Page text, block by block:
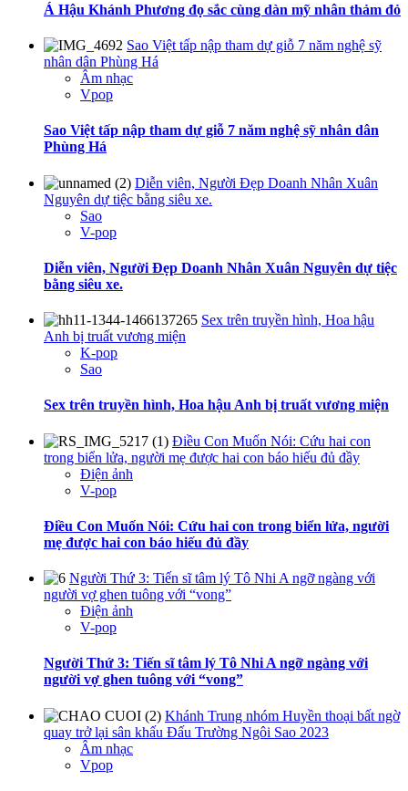
Á Hậu Khánh Phương đọ sắc cùng dàn mỹ nhân thảm đỏ
Sao Việt tấp nập tham dự giỗ 7 năm nghệ sỹ
nhân dân Phùng Há
Âm nhạc
Vpop
Sao Việt tấp nập tham dự giỗ 7 năm nghệ sỹ nhân dân
Phùng Há
Diễn viên, Người Đẹp Doanh Nhân Xuân
Nguyên dự tiệc bằng siêu xe.
Sao
V-pop
Diễn viên, Người Đẹp Doanh Nhân Xuân Nguyên dự tiệc
bằng siêu xe.
Sex trên truyền hình, Hoa hậu
Anh bị truất vương miện
K-pop
Sao
Sex trên truyền hình, Hoa hậu Anh bị truất vương miện
Điều Con Muốn Nói: Cứu hai con
trong biển lửa, người mẹ được hai con báo hiếu đủ đầy
Điện ảnh
V-pop
Điều Con Muốn Nói: Cứu hai con trong biển lửa, người
mẹ được hai con báo hiếu đủ đầy
Người Thứ 3: Tiến sĩ tâm lý Tô Nhi A ngỡ ngàng với
người vợ ghen tuông với “vong”
Điện ảnh
V-pop
Người Thứ 3: Tiến sĩ tâm lý Tô Nhi A ngỡ ngàng với
người vợ ghen tuông với “vong”
Khánh Trung nhóm Huyền thoại bất ngờ
quay trở lại sân khấu Đấu Trường Ngôi Sao 2023
Âm nhạc
Vpop